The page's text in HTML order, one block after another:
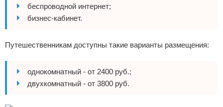
беспроводной интернет;
бизнес-кабинет.
Путешественникам доступны такие варианты размещения:
однокомнатный - от 2400 руб.;
двухкомнатный - от 3800 руб.